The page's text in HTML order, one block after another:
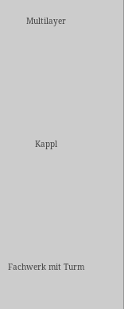
Multilayer
Kappl
Fachwerk mit Turm